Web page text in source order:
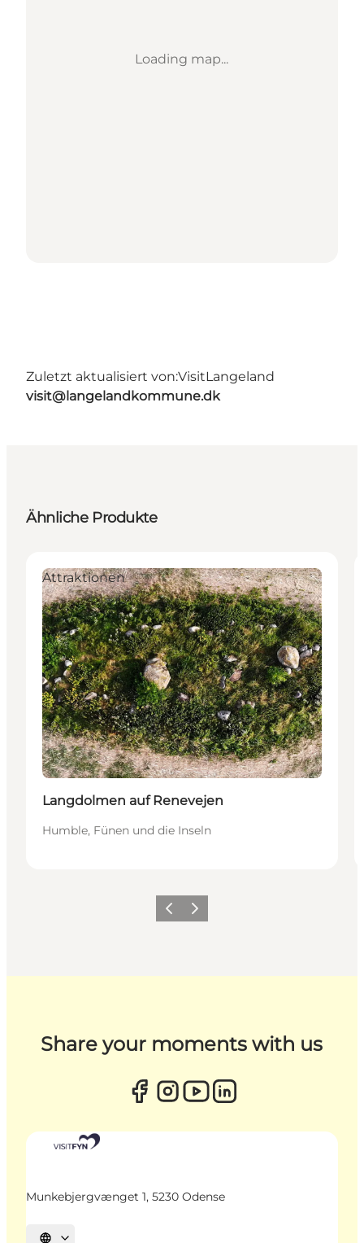
Loading map...
Zuletzt aktualisiert von:VisitLangeland
visit@langelandkommune.dk
Ähnliche Produkte
Attraktionen
Langdolmen auf Renevejen
Humble, Fünen und die Inseln
ZurückWeiter
Share your moments with us
Munkebjergvænget 1, 5230 Odense